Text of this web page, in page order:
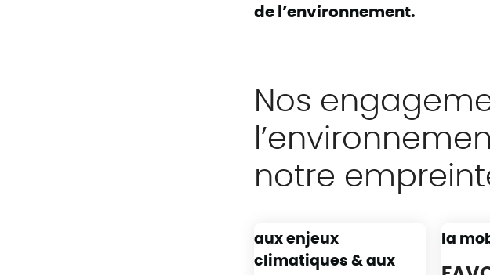
de l’environnement.
Nos
notre
aux enjeux
climatiques & aux
la